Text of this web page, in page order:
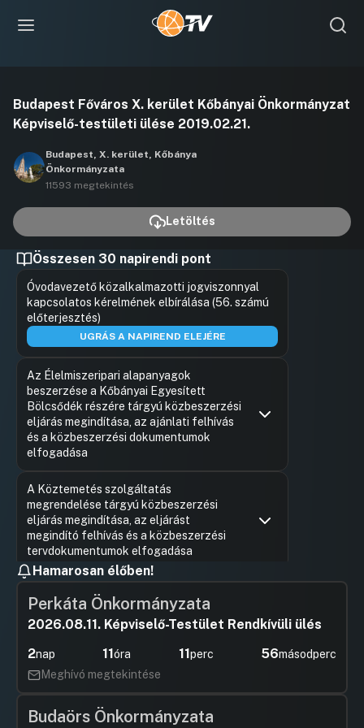
lejátszása
Budapest Főváros X. kerület Kőbányai Önkormányzat
Képviselő-testületi ülése 2019.02.21.
Budapest, X. kerület, Kőbánya
Önkormányzata
11593 megtekintés
Letöltés
Összesen 30 napirendi pont
Óvodavezető közalkalmazotti jogviszonnyal
kapcsolatos kérelmének elbírálása (56. számú
előterjesztés)
UGRÁS A NAPIREND ELEJÉRE
Az Élelmiszeripari alapanyagok
beszerzése a Kőbányai Egyesített
Bölcsődék részére tárgyú közbeszerzési
eljárás megindítása, az ajánlati felhívás
és a közbeszerzési dokumentumok
elfogadása
A Köztemetés szolgáltatás
megrendelése tárgyú közbeszerzési
eljárás megindítása, az eljárást
megindító felhívás és a közbeszerzési
tervdokumentumok elfogadása
HozzászólásokUgrás a napirendi pontra
Kőbányai Önkormányzat által a 2018. évben
lefolytatott közbeszerzési eljárásokról (101.
számú előterjesztés)
UGRÁS A NAPIREND ELEJÉRE
A Budapest Főváros X. kerület Kőbányai
Önkormányzat 2019. évi éves összesített
közbeszerzési terve (96. számú előterjesztés)
Hamarosan élőben!
Perkáta Önkormányzata
2026.08.11. Képviselő-Testület Rendkívüli ülés
2nap 11óra 11perc 55másodperc
Meghívó megtekintése
Budaörs Önkormányzata